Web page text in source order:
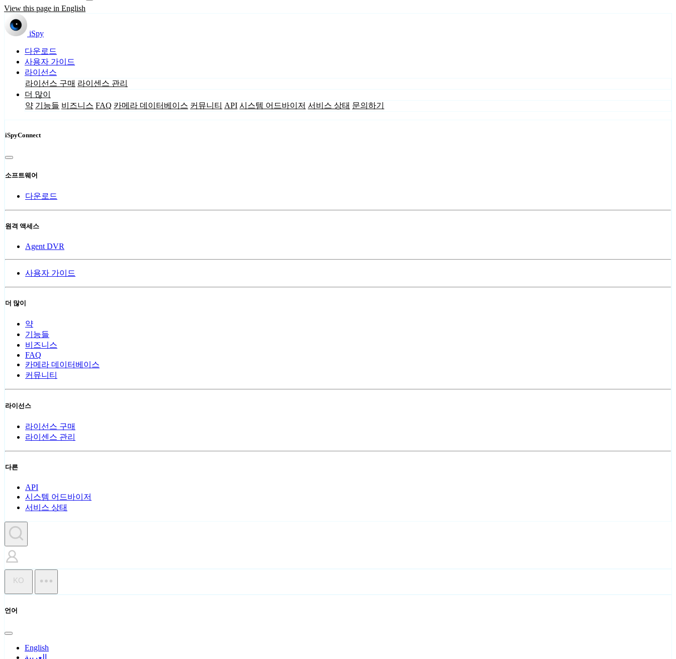
View this page in English
iSpy
다운로드
사용자 가이드
라이선스
라이선스 구매 라이센스 관리
더 많이
약 기능들 비즈니스 FAQ 카메라 데이터베이스 커뮤니티 API 시스템 어드바이저 서비스 상태 문의하기
iSpyConnect
소프트웨어
다운로드
원격 액세스
Agent DVR
사용자 가이드
더 많이
약
기능들
비즈니스
FAQ
카메라 데이터베이스
커뮤니티
라이선스
라이선스 구매
라이센스 관리
다른
API
시스템 어드바이저
서비스 상태
KO
언어
English